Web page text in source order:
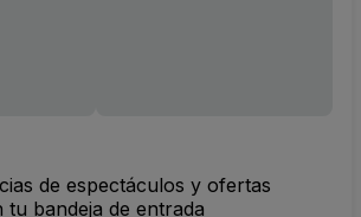
de espectáculos y ofertas
tu bandeja de entrada